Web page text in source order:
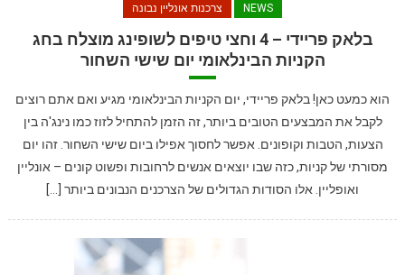
NEWS צרכנות אונליין נבונה
בלאק פריידי – 4 וחצי טיפים לשופינג מוצלח בחג
הקניות הבינלאומי יום שישי השחור
הוא כמעט כאן! בלאק פריידי, יום הקניות הבינלאומי מגיע ואם אתם רוצים
לקבל את המבצעים הטובים ביותר, זה הזמן להתחיל לזוז כמו נינג'ה בין
הצעות, הטבות וקופונים. אפשר לחסוך אפילו ביום שישי השחור. זהו יום
מסורתי של קניות, כזה שבו יוצאים אנשים לרחובות ופשוט קונים – אונליין
ואופליין. אלו הסודות הגדולים של הצרכנים הנבונים ביותר […]